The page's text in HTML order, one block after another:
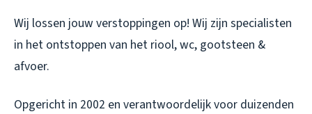
Wij lossen jouw verstoppingen op! Wij zijn specialisten
in het ontstoppen van het riool, wc, gootsteen &
afvoer.
Opgericht in 2002 en verantwoordelijk voor duizenden